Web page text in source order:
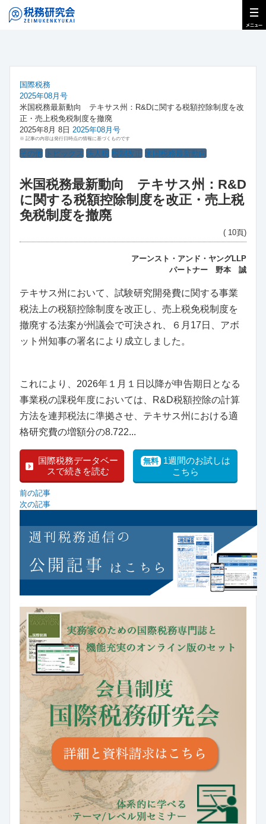
国際税務
2025年08月号
米国税務最新動向 テキサス州：R&Dに関する税額控除制度を改
正・売上税免税制度を撤廃
2025年8月 8日 2025年08月号
※ 記事の内容は発行日時点の情報に基づくものです
その他 トピックス 法人税 税制改正 米国税務最新動向
米国税務最新動向 テキサス州：R&D
に関する税額控除制度を改正・売上税
免税制度を撤廃
( 10頁)
アーンスト・アンド・ヤングLLP
パートナー 野本 誠
テキサス州において、試験研究開発費に関する事業
税法上の税額控除制度を改正し、売上税免税制度を
撤廃する法案が州議会で可決され、６月17日、アボ
ット州知事の署名により成立しました。
これにより、2026年１月１日以降が申告期日となる
事業税の課税年度においては、R&D税額控除の計算
方法を連邦税法に準拠させ、テキサス州における適
格研究費の増額分の8.722...
国際税務データベー
スで続きを読む
無料 1週間のお試しは
こちら
前の記事
次の記事